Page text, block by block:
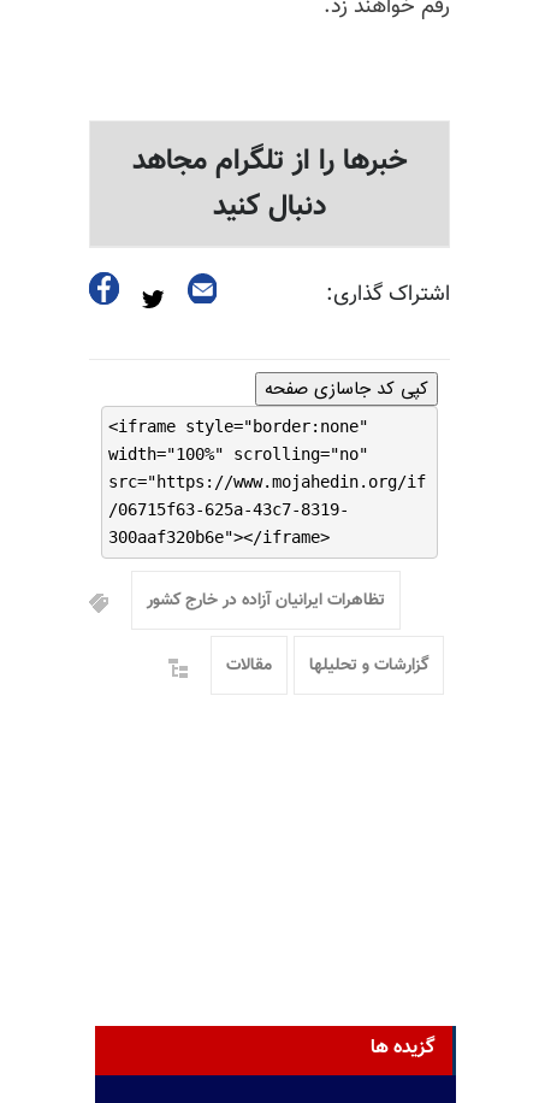
خبرها را از تلگرام مجاهد
دنبال کنید
اشتراک گذاری:
کپی کد جاسازی صفحه
<iframe style="border:none"
width="100%" scrolling="no"
src="https://www.mojahedin.org/if
/06715f63-625a-43c7-8319-
300aaf320b6e"></iframe>
تظاهرات ایرانیان آزاده در خارج کشور
گزارشات و تحلیلها مقالات
گزیده ها